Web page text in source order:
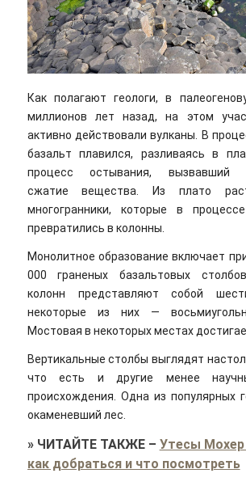
Как полагают геологи, в
миллионов лет назад, на этом
активно действовали вулканы. В
базальт плавился, разливаясь в
процесс остывания, вызвавший
сжатие вещества. Из плато
многогранники, которые в
превратились в колонны.
Монолитное образование включает
000 граненых базальтовых
колонн представляют собой
некоторые из них —
Мостовая в некоторых местах
Вертикальные столбы выглядят
что есть и другие менее
происхождения. Одна из популярных
окаменевший лес.
» ЧИТАЙТЕ ТАКЖЕ– Утесы Мохер
как добраться и что посмотреть